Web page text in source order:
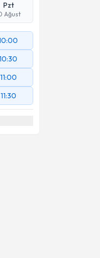
Pzt
Ağust
11:00
11:30